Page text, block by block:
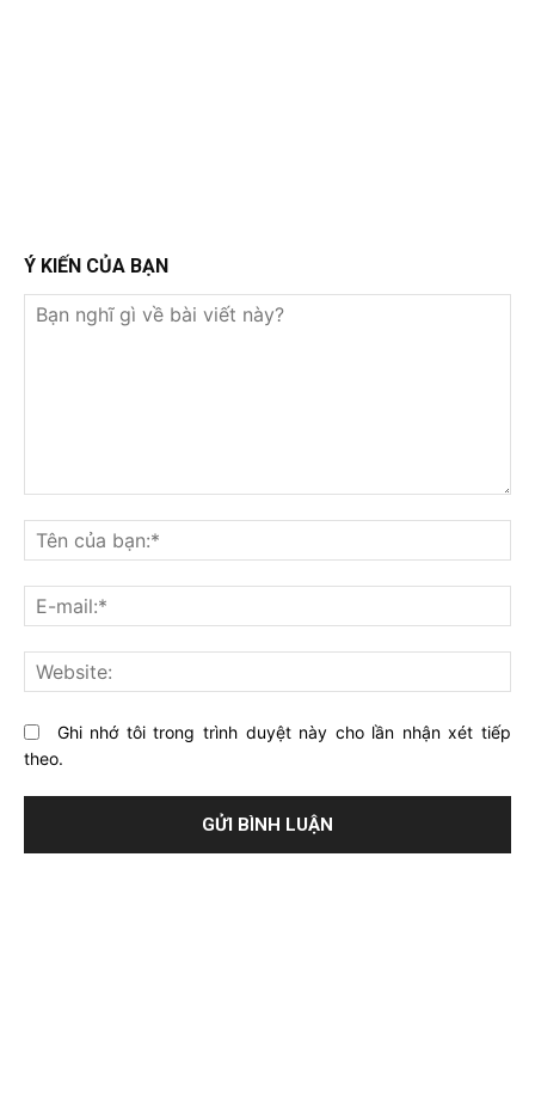
Ý KIẾN CỦA BẠN
nghĩ
gì
về
bài
viết
này?
Ghi nhớ tôi trong trình duyệt này cho lần nhận xét tiếp
theo.